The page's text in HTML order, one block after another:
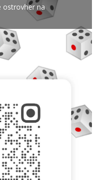
ostrovher na